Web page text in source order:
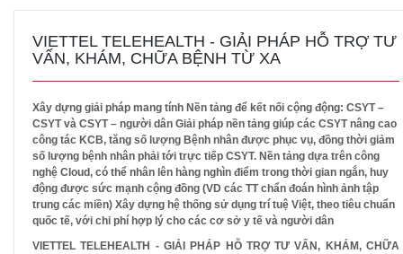
VIETTEL TELEHEALTH - GIẢI PHÁP HỖ TRỢ TƯ
VẤN, KHÁM, CHỮA BỆNH TỪ XA
Xây dựng giải pháp mang tính Nền tảng để kết nối cộng động: CSYT –
CSYT và CSYT – người dân Giải pháp nền tảng giúp các CSYT nâng cao
công tác KCB, tăng số lượng Bệnh nhân được phục vụ, đồng thời giảm
số lượng bệnh nhân phải tới trực tiếp CSYT. Nền tảng dựa trên công
nghệ Cloud, có thể nhân lên hàng nghìn điểm trong thời gian ngắn, huy
động được sức mạnh cộng đồng (VD các TT chẩn đoán hình ảnh tập
trung các miền) Xây dựng hệ thống sử dụng trí tuệ Việt, theo tiêu chuẩn
quốc tế, với chi phí hợp lý cho các cơ sở y tế và người dân
VIETTEL TELEHEALTH - GIẢI PHÁP HỖ TRỢ TƯ VẤN, KHÁM, CHỮA